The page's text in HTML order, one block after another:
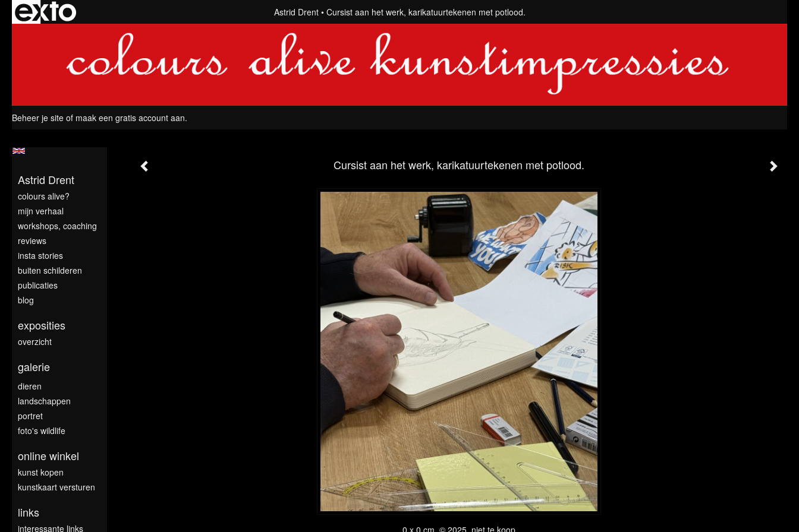
Astrid Drent Cursist aan het werk, karikatuurtekenen met potlood.
Beheer je site of maak een gratis account aan.
Cursist aan het werk, karikatuurtekenen met potlood.
0 x 0 cm, © 2025, niet te koop
Astrid Drent
colours alive?
mijn verhaal
workshops, coaching
reviews
insta stories
buiten schilderen
publicaties
blog
exposities
overzicht
galerie
dieren
landschappen
portret
foto's wildlife
online winkel
kunst kopen
kunstkaart versturen
links
interessante links